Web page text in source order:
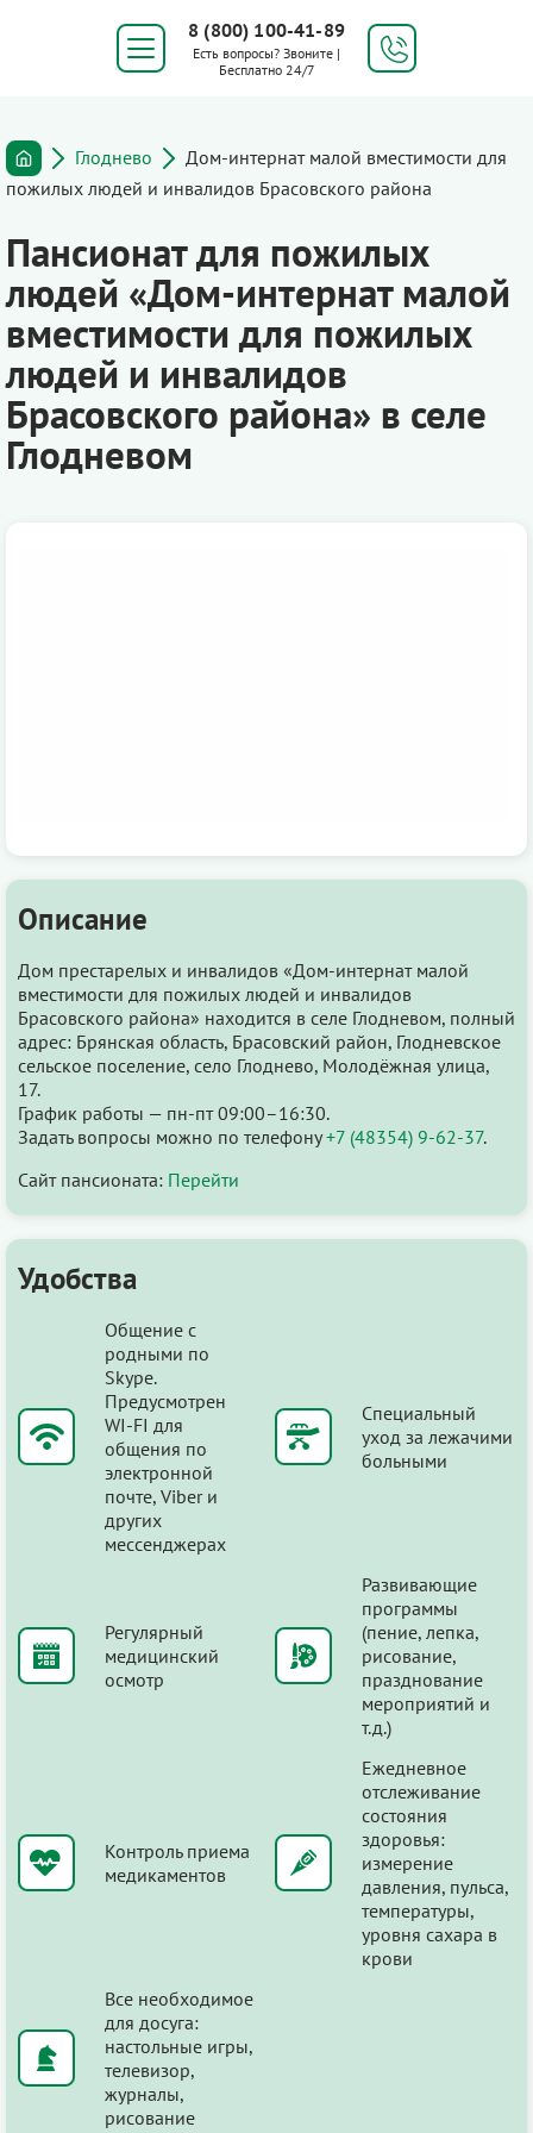
8 (800) 100-41-89
Есть вопросы? Звоните |
Бесплатно 24/7
Глоднево
Дом-интернат малой вместимости для
пожилых людей и инвалидов Брасовского района
Пансионат для пожилых
людей «Дом-интернат малой
вместимости для пожилых
людей и инвалидов
Брасовского района» в селе
Глодневом
Описание
Дом престарелых и инвалидов «Дом-интернат малой
вместимости для пожилых людей и инвалидов
Брасовского района» находится в селе Глодневом, полный
адрес: Брянская область, Брасовский район, Глодневское
сельское поселение, село Глоднево, Молодёжная улица,
17.
График работы — пн-пт 09:00–16:30.
Задать вопросы можно по телефону+7 (48354) 9-62-37.
Сайт пансионата: Перейти
Удобства
Общение с
родными по
Skype.
Предусмотрен
WI-FI для
общения по
электронной
почте, Viber и
других
мессенджерах
Специальный
уход за лежачими
больными
Регулярный
медицинский
осмотр
Развивающие
программы
(пение, лепка,
рисование,
празднование
мероприятий и
т.д.)
Контроль приема
медикаментов
Ежедневное
отслеживание
состояния
здоровья:
измерение
давления, пульса,
температуры,
уровня сахара в
крови
Все необходимое
для досуга:
настольные игры,
телевизор,
журналы,
рисование